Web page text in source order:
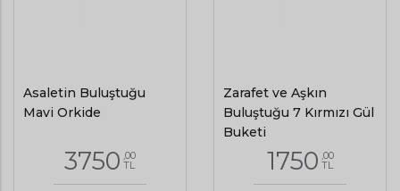
Asaletin Buluştuğu
Mavi Orkide
3750 ,00
TL
Zarafet ve Aşkın
Buluştuğu 7 Kırmızı Gül
Buketi
1750 ,00
TL